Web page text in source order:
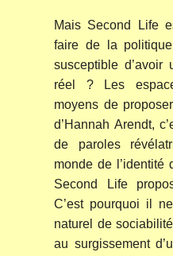
Mais Second Life
faire de la
susceptible
réel ? Les
moyens de
d’Hannah Arendt,
de paroles
monde de l’identité
Second Life
C’est pourquoi il
naturel de
au surgissement